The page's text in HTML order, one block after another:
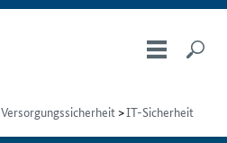
Versorgungssicherheit IT-Sicherheit